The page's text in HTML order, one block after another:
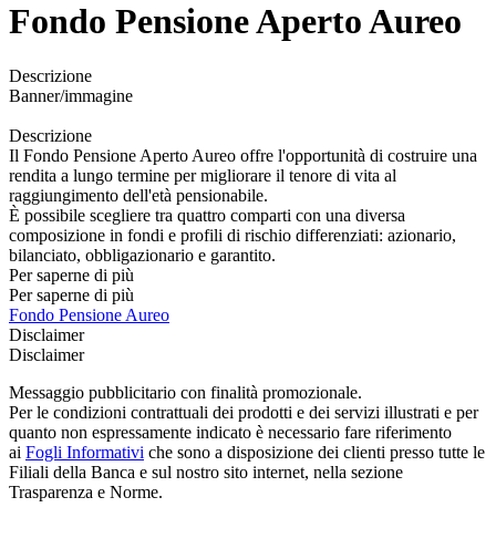
Fondo Pensione Aperto Aureo
Descrizione
Banner/immagine
Descrizione
Il Fondo Pensione Aperto Aureo offre l'opportunità di costruire una
rendita a lungo termine per migliorare il tenore di vita al
raggiungimento dell'età pensionabile.
È possibile scegliere tra quattro comparti con una diversa
composizione in fondi e profili di rischio differenziati: azionario,
bilanciato, obbligazionario e garantito.
Per saperne di più
Per saperne di più
Fondo Pensione Aureo
Disclaimer
Disclaimer
Messaggio pubblicitario con finalità promozionale.
Per le condizioni contrattuali dei prodotti e dei servizi illustrati e per
quanto non espressamente indicato è necessario fare riferimento
ai Fogli Informativi che sono a disposizione dei clienti presso tutte le
Filiali della Banca e sul nostro sito internet, nella sezione
Trasparenza e Norme.